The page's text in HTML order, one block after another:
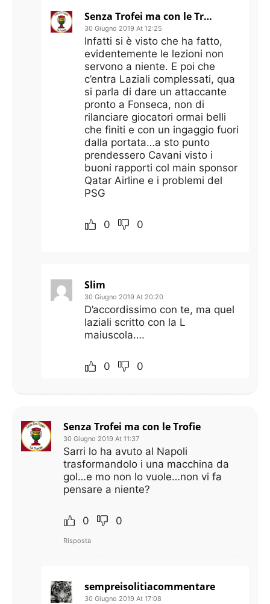
Senza Trofei ma con le Trofie
30 Giugno 2019 At 12:25
Infatti si è visto che ha fatto,
evidentemente le lezioni non
servono a niente. E poi che
c’entra Laziali complessati, qua
si parla di dare un attaccante
pronto a Fonseca, non di
rilanciare giocatori ormai belli
che finiti e con un ingaggio fuori
dalla portata…a sto punto
prendessero Cavani visto i
buoni rapporti col main sponsor
Qatar Airline e i problemi del
PSG
0 0
Slim
30 Giugno 2019 At 20:20
D’accordissimo con te, ma quel
laziali scritto con la L
maiuscola….
0 0
Senza Trofei ma con le Trofie
30 Giugno 2019 At 11:37
Sarri lo ha avuto al Napoli
trasformandolo i una macchina da
gol…e mo non lo vuole…non vi fa
pensare a niente?
0 0
Risposta
sempreisolitiacommentare
30 Giugno 2019 At 17:08